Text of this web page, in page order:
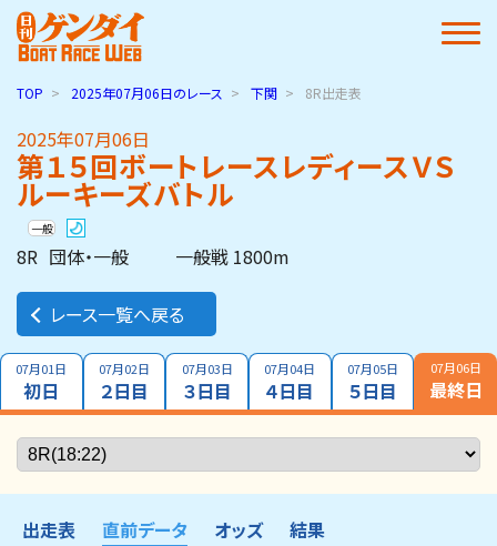
TOP 2025年07月06日のレース 下関 8R出走表
2025年07月06日
第１５回ボートレースレディースＶＳ
ルーキーズバトル
一般
8R 団体・一般 一般戦 1800m
レース一覧へ戻る
07月01日
初日
07月02日
２日目
07月03日
３日目
07月04日
４日目
07月05日
５日目
07月06日
最終日
出走表 直前データ オッズ 結果